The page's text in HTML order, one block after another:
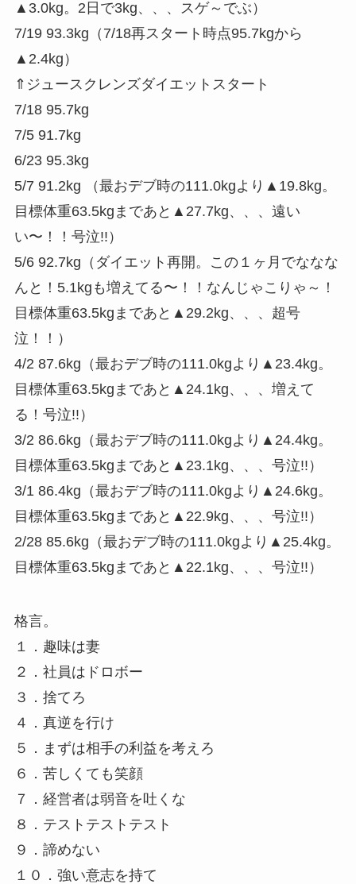
▲3.0kg。2日で3kg、、、スゲ～でぶ）
7/19 93.3kg（7/18再スタート時点95.7kgから
▲2.4kg）
⇑ジュースクレンズダイエットスタート
7/18 95.7kg
7/5 91.7kg
6/23 95.3kg
5/7 91.2kg （最おデブ時の111.0kgより▲19.8kg。
目標体重63.5kgまであと▲27.7kg、、、遠い
い〜！！号泣!!）
5/6 92.7kg（ダイエット再開。この１ヶ月でななな
んと！5.1kgも増えてる〜！！なんじゃこりゃ～！
目標体重63.5kgまであと▲29.2kg、、、超号
泣！！）
4/2 87.6kg（最おデブ時の111.0kgより▲23.4kg。
目標体重63.5kgまであと▲24.1kg、、、増えて
る！号泣!!）
3/2 86.6kg（最おデブ時の111.0kgより▲24.4kg。
目標体重63.5kgまであと▲23.1kg、、、号泣!!）
3/1 86.4kg（最おデブ時の111.0kgより▲24.6kg。
目標体重63.5kgまであと▲22.9kg、、、号泣!!）
2/28 85.6kg（最おデブ時の111.0kgより▲25.4kg。
目標体重63.5kgまであと▲22.1kg、、、号泣!!）
格言。
１．趣味は妻
２．社員はドロボー
３．捨てろ
４．真逆を行け
５．まずは相手の利益を考えろ
６．苦しくても笑顔
７．経営者は弱音を吐くな
８．テストテストテスト
９．諦めない
１０．強い意志を持て